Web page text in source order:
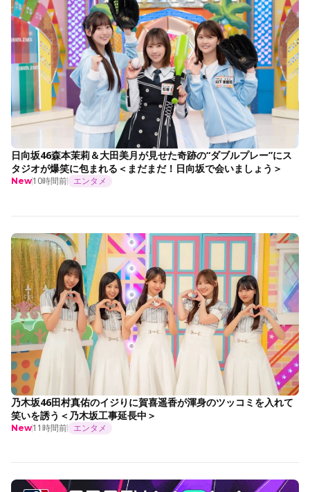
日向坂46森本茉莉＆大田美月が見せた奇跡の“ダブルプレー”にス
タジオが爆笑に包まれる＜まだまだ！日向坂で会いましょう＞
New10時間前 エンタメ
乃木坂46田村真佑のイジりに賀喜遥香が渾身のツッコミを入れて
笑いを誘う＜乃木坂工事延長中＞
New11時間前 エンタメ